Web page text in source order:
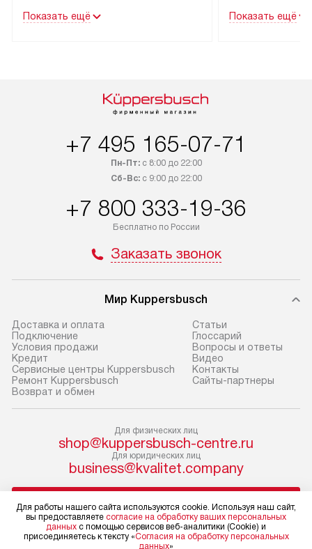
рекомендуем обсудить
быть отправлены покупателю
в течение трех дней. Если вам
обсудите возможность его
приобретения с менеджером сайта.
Товары с специальным лейблом
по Москве в пределах МКАД,
и отдельная доставка аксессуаров
прибор до двери или прихожей.
Если необходимо переместить
прибор до места установки,
пожалуйста, предварительно
уточните это с менеджером.
За данную услугу взимается
прибора не позволяют ему пройти
через дверной проем, сотрудники
транспортной службы не могут
демонтировать дверцы, ручки или
другие выступающие элементы, так
как это может привести к отказу
в гарантийном ремонте в будущем.
Показать ещё
партнера
прайсу. Сервис
установление,
предполагают,
от категории,
установленной
к воде, крана и
соединение
монтаж техники
на место с
подключение к
коммуникациям,
Показать ещё
+7 495 165-07-71
Пн-Пт:с 8:00 до 22:00
Сб-Вс:с 9:00 до 22:00
+7 800 333-19-36
Бесплатно по России
Заказать звонок
Мир Kuppersbusch
Доставка и оплата
Подключение
Условия продажи
Кредит
Сервисные центры Kuppersbusch
Ремонт Kuppersbusch
Возврат и обмен
Cтатьи
Глоссарий
Вопросы и ответы
Видео
Контакты
Сайты-партнеры
Для физических лиц
shop@kuppersbusch-centre.ru
Для юридических лиц
business@kvalitet.company
Политика конфиденциальности
Для работы нашего сайта используются cookie. Используя наш сайт,
вы предоставляете согласие на обработку ваших персональных
данных с помощью сервисов веб-аналитики (Cookie) и
присоединяетесь к тексту «Согласия на обработку персональных
данных»